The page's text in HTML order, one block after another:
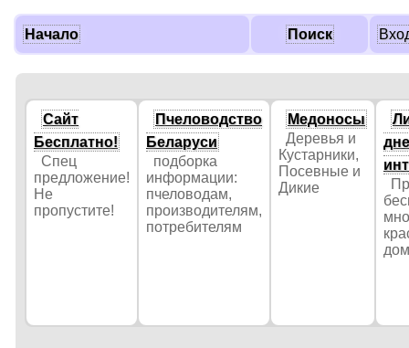
Начало Поиск
Сайт
Бесплатно!
Спец
предложение!
Не
пропустите!
Пчеловодство
Беларуси
подборка
информации:
пчеловодам,
производителям,
потребителям
Медоносы
Деревья и
Кустарники,
Посевные и
Дикие